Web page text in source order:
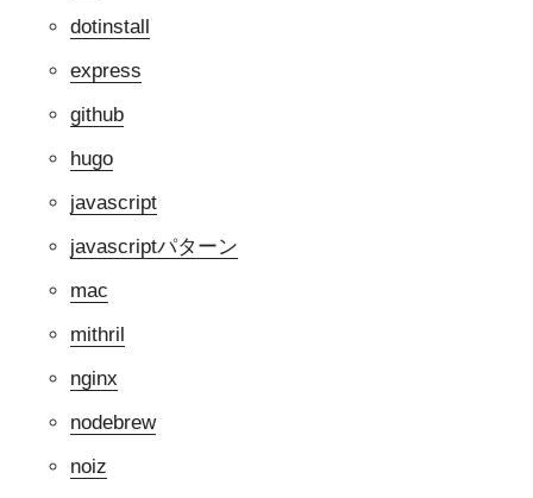
dotinstall
express
github
hugo
javascript
javascriptパターン
mac
mithril
nginx
nodebrew
noiz